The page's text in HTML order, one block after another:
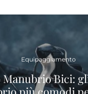
Equipaggiamento
Manubrio Bici: